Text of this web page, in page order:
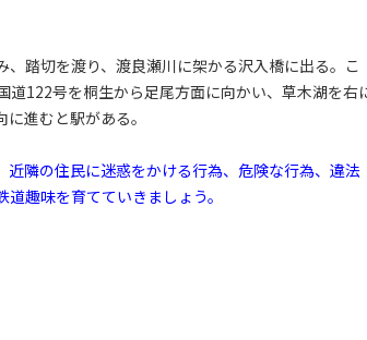
踏切を渡り、渡良瀬川に架かる沢入橋に出る。こ
122号を桐生から足尾方面に向かい、草木湖を右
進むと駅がある。
近隣の住民に迷惑をかける行為、危険な行為、違法
趣味を育てていきましょう。